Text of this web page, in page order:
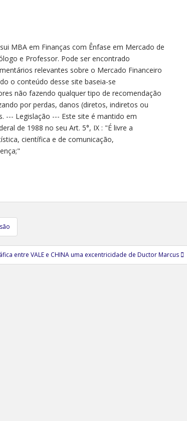
MBA em Finanças com Ênfase em Mercado de
e Professor. Pode ser encontrado
relevantes sobre o Mercado Financeiro
o conteúdo desse site baseia-se
não fazendo qualquer tipo de recomendação
por perdas, danos (diretos, indiretos ou
--- Legislação --- Este site é mantido em
de 1988 no seu Art. 5°, IX : "É livre a
científica e de comunicação,
entre VALE e CHINA uma excentricidade de Ductor Marcus